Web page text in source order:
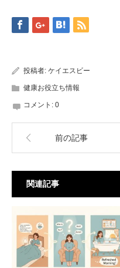
投稿者: ケイエスビー
健康お役立ち情報
コメント: 0
前の記事
関連記事